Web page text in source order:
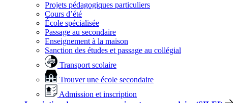
Projets pédagogiques particuliers
Cours d’été
École spécialisée
Passage au secondaire
Enseignement à la maison
Sanction des études et passage au collégial
Transport scolaire
Trouver une école secondaire
Admission et inscription